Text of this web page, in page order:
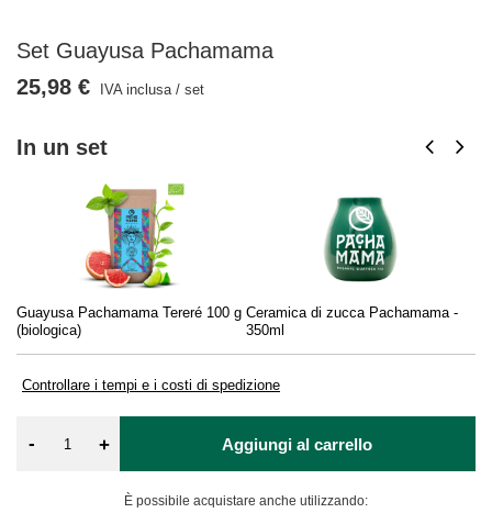
Set Guayusa Pachamama
In un set
Guayusa Pachamama Tereré 100 g
(biologica)
Ceramica di zucca Pachamama -
350ml
Controllare i tempi e i costi di spedizione
25,98 € IVA inclusa/ set
- + Aggiungi al carrello
È possibile acquistare anche utilizzando: